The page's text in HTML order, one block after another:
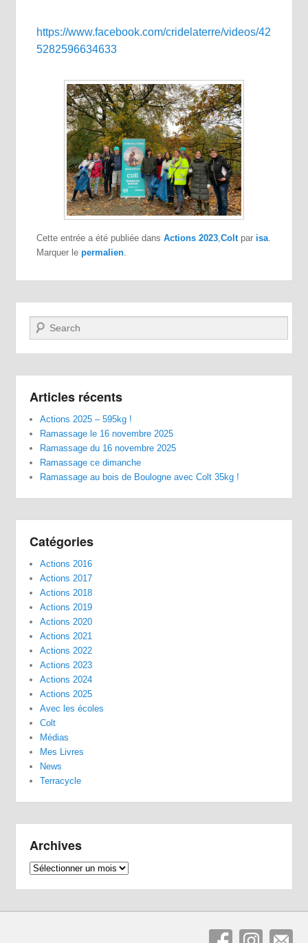
https://www.facebook.com/cridelaterre/videos/42
5282596634633
Cette entrée a été publiée dansActions 2023 ,Colt par isa
Marquer lepermalien
Recherche
Articles récents
Actions 2025 – 595kg !
Ramassage le 16 novembre 2025
Ramassage du 16 novembre 2025
Ramassage ce dimanche
Ramassage au bois de Boulogne avec Colt 35kg !
Catégories
Actions 2016
Actions 2017
Actions 2018
Actions 2019
Actions 2020
Actions 2021
Actions 2022
Actions 2023
Actions 2024
Actions 2025
Avec les écoles
Colt
Médias
Mes Livres
News
Terracycle
Archives
Archives